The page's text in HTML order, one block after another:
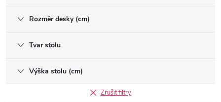
Rozměr desky (cm)
Tvar stolu
Výška stolu (cm)
Zrušit filtry